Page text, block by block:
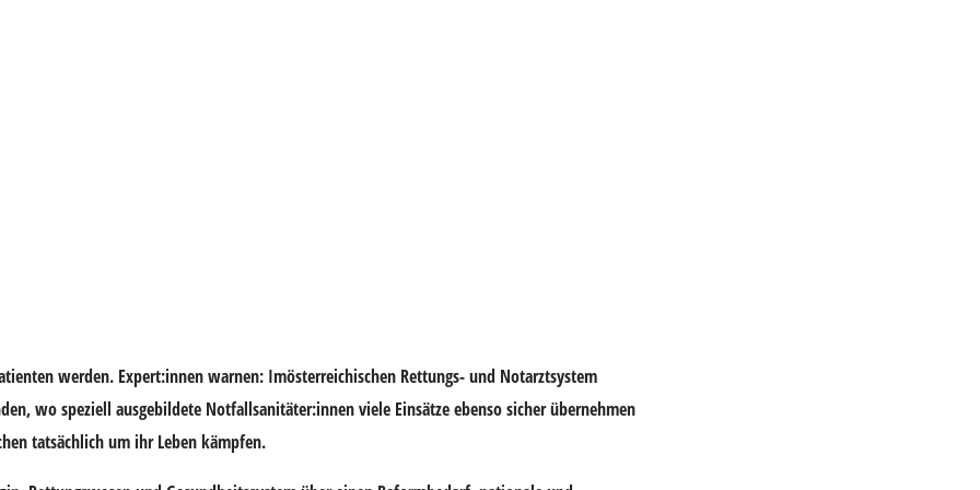
werden. Expert:innen warnen: Imösterreichischen Rettungs- und Notarztsystem
wo speziell ausgebildete Notfallsanitäter:innen viele Einsätze ebenso sicher übernehmen
tatsächlich um ihr Leben kämpfen.